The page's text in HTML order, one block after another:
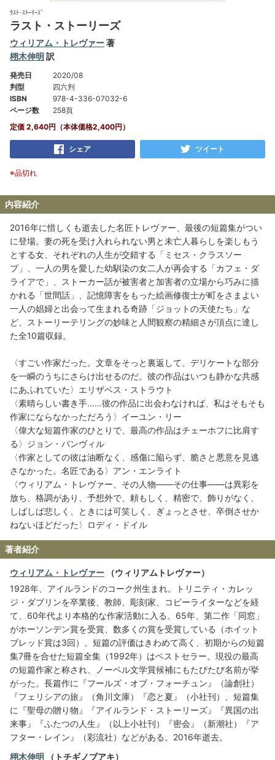
ﾗｽﾄ･ｽﾄｰﾘｰｽﾞ
ラスト・ストーリーズ
ウィリアム・トレヴァー著
栩木伸明 訳
発売日
2020/08
判型
四六判
ISBN
978-4-336-07032-6
ページ数
258頁
定価 2,640円（本体価格2,400円）
シェア ツイート
※品切れ
内容紹介
2016年に惜しくも逝去した名匠トレヴァー、最後の短篇集がつい
に登場。妻の死を受け入れられない男と未亡人暮らしを楽しもう
とする女、それぞれの人生が交錯する「ミセス・クラスソー
プ」、一人の男を愛した幼馴染の女二人が再会する「カフェ・ダ
ライアで」、ストーカー話が被害者と加害者の立場から巧みに描
かれる「世間話」、記憶障害をもった絵画修復士が町をさまよい
一人の娼婦と出会って生まれる奇跡「ジョットの天使たち」な
ど、ストーリーテリングの妙味と人間観察の精細さが頂点に達し
た全10篇収録。
〈すごい作家だった。文章をそっと裏返して、デリケートな部分
を一瞬のうちにさらけ出せるのだ。彼の作品はいつも静かな共感
にあふれていた〉エリザベス・ストラウト
〈素晴らしい書き手……彼の作品に出会わなければ、私はそもそも
作家にならなかっただろう〉イーユン・リー
〈偉大な短篇作家のひとりで、最高の作品はチェーホフに比肩す
る〉ジョン・バンヴィル
〈作家としての彼は油断なく、感傷に陥らず、脆さと悪意を見逃
さなかった。名匠である〉アン・エンライト
〈ウィリアム・トレヴァー、その人物——その仕事——は異彩を
放ち、格調があり、予想外で、頼もしく、精密で、飾りがなく、
しばしば悲しく、ときには可笑しく、ぎょっとさせ、卒倒させか
ねないほどだった〉ロディ・ドイル
著者紹介
ウィリアム・トレヴァー （ウィリアムトレヴァー）
1928年、アイルランドのコーク州生まれ。トリニティ・カレッ
ジ・ダブリンを卒業後、教師、彫刻家、コピーライターなどを経
て、60年代より本格的な作家活動に入る。65年、第二作「同窓」
がホーソンデン賞を受賞、数多くの賞を受賞している（ホイット
ブレッド賞は3回）。短篇の評価はきわめて高く、初期からの短篇
集7冊を合せた短篇全集（1992年）はベストセラー。現役の最高
の短篇作家と称され、ノーベル文学賞候補にもたびたび名前が挙
がった。長篇作に『フールズ・オブ・フォーチュン』（論創社）
『フェリシアの旅』（角川文庫）『恋と夏』（小社刊）、短篇集
に『聖母の贈り物』『アイルランド・ストーリーズ』『異国の出
来事』『ふたつの人生』（以上小社刊）『密会』（新潮社）『ア
フター・レイン』（彩流社）などがある。2016年逝去。
栩木伸明 （トチギノブアキ）